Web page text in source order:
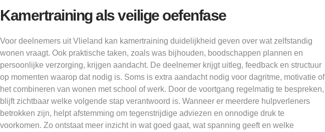
Kamertraining als veilige oefenfase
Voor deelnemers uit Vlieland kan kamertraining duidelijkheid geven over wat zelfstandig
wonen vraagt. Ook praktische taken, zoals was bijhouden, boodschappen plannen en
persoonlijke verzorging, krijgen aandacht. De deelnemer krijgt uitleg, feedback en structuur
op momenten waarop dat nodig is. Soms is extra aandacht nodig voor dagritme, motivatie of
het combineren van wonen met school of werk. Door de voortgang regelmatig te bespreken,
blijft zichtbaar welke volgende stap verantwoord is. Wanneer er meerdere hulpverleners
betrokken zijn, helpt afstemming om tegenstrijdige adviezen en onnodige druk te
voorkomen. Zo ontstaat meer inzicht in wat goed gaat, wat spanning geeft en welke